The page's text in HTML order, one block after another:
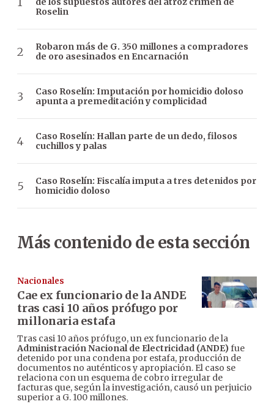
Roselin
Robaron más de G. 350 millones a compradores
de oro asesinados en Encarnación
Caso Roselín: Imputación por homicidio doloso
apunta a premeditación y complicidad
Caso Roselín: Hallan parte de un dedo, filosos
cuchillos y palas
Caso Roselín: Fiscalía imputa a tres detenidos por
homicidio doloso
Más contenido de esta sección
Nacionales
Cae ex funcionario de la ANDE
tras casi 10 años prófugo por
millonaria estafa
Tras casi 10 años prófugo, un ex funcionario de la
Administración Nacional de Electricidad (ANDE)fue
detenido por una condena por estafa, producción de
documentos no auténticos y apropiación. El caso se
relaciona con un esquema de cobro irregular de
facturas que, según la investigación, causó un perjuicio
superior a G. 100 millones.